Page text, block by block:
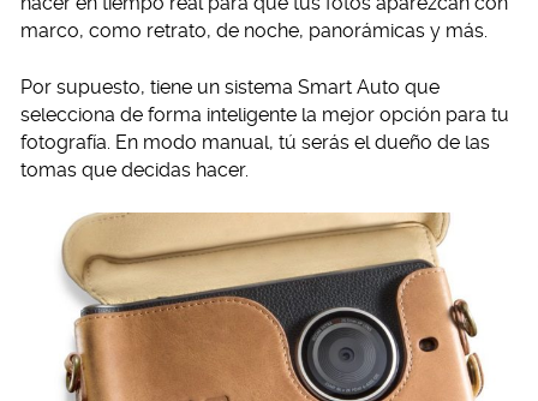
marco, como retrato, de noche, panorámicas y más.
Por supuesto, tiene un sistema Smart Auto que
selecciona de forma inteligente la mejor opción para tu
fotografía. En modo manual, tú serás el dueño de las
tomas que decidas hacer.